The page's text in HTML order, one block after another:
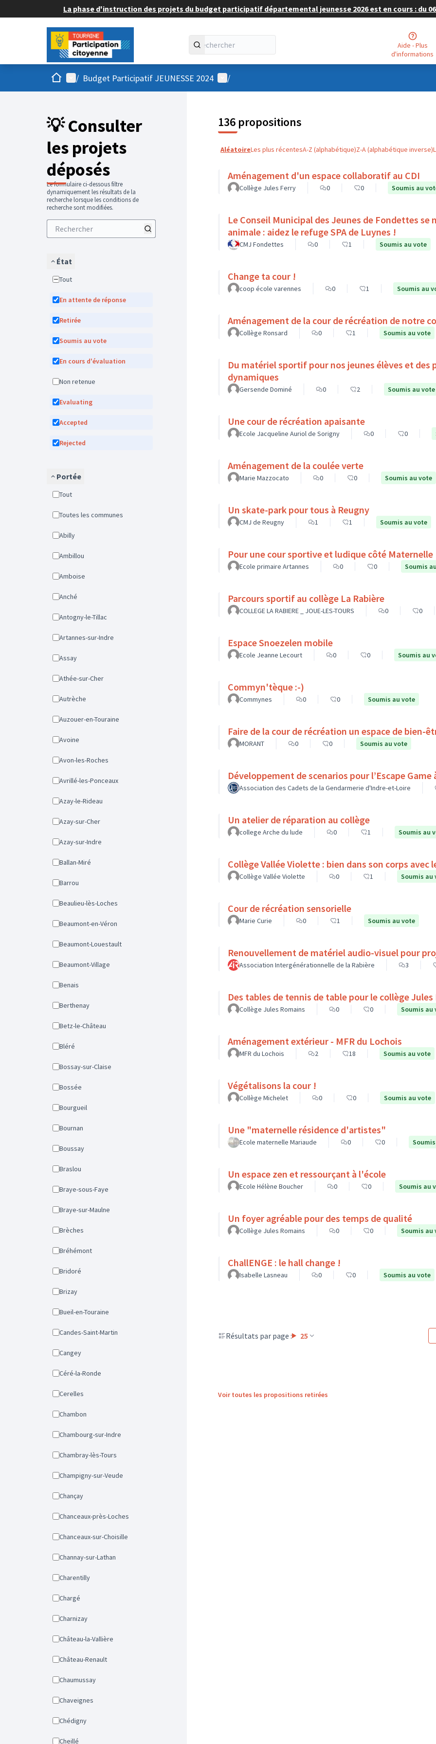
La phase d'instruction des projets du budget participatif départemental jeunesse 2026 est en cours : du
Aide - Plus
d'informations
AccueilMenu principal
/ Budget Participatif JEUNESSE 2024 Menu utilisateur
/
💡 Consulter
les projets
déposés
Le formulaire ci-dessous filtre
dynamiquement les résultats de la
recherche lorsque les conditions de
recherche sont modifiées.
État
Tout
En attente de réponse
Retirée
Soumis au vote
En cours d'évaluation
Non retenue
Evaluating
Accepted
Rejected
Portée
Tout
Toutes les communes
Abilly
Ambillou
Amboise
Anché
Antogny-le-Tillac
Artannes-sur-Indre
Assay
Athée-sur-Cher
Autrèche
Auzouer-en-Touraine
Avoine
Avon-les-Roches
Avrillé-les-Ponceaux
Azay-le-Rideau
Azay-sur-Cher
Azay-sur-Indre
Ballan-Miré
Barrou
Beaulieu-lès-Loches
Beaumont-en-Véron
Beaumont-Louestault
Beaumont-Village
Benais
Berthenay
Betz-le-Château
Bléré
Bossay-sur-Claise
Bossée
Bourgueil
Bournan
Boussay
Braslou
Braye-sous-Faye
Braye-sur-Maulne
Brèches
Bréhémont
Bridoré
Brizay
Bueil-en-Touraine
Candes-Saint-Martin
Cangey
Céré-la-Ronde
Cerelles
Chambon
Chambourg-sur-Indre
Chambray-lès-Tours
Champigny-sur-Veude
Chançay
Chanceaux-près-Loches
Chanceaux-sur-Choisille
Channay-sur-Lathan
Charentilly
Chargé
Charnizay
Château-la-Vallière
Château-Renault
Chaumussay
Chaveignes
Chédigny
Cheillé
136 propositions
AléatoireLes plus récentesA-Z (alphabétique)Z-A (alphabétique inverse)
Aménagement d'un espace collaboratif au CDI
Collège Jules Ferry 0 0 Soumis au
Le Conseil Municipal des Jeunes de Fondettes
animale : aidez le refuge SPA de Luynes !
CMJ Fondettes 0 1 Soumis au vote
Change ta cour !
coop école varennes 0 1 Soumis au
Aménagement de la cour de récréation de notre
Collège Ronsard 0 1 Soumis au vote
Du matériel sportif pour nos jeunes élèves et des
dynamiques
Gersende Dominé 0 2 Soumis au vote
Une cour de récréation apaisante
Ecole Jacqueline Auriol de Sorigny 0 0
Aménagement de la coulée verte
Marie Mazzocato 0 0 Soumis au vote
Un skate-park pour tous à Reugny
CMJ de Reugny 1 1 Soumis au vote
Pour une cour sportive et ludique côté Maternelle
Ecole primaire Artannes 0 0 Soumis
Parcours sportif au collège La Rabière
COLLEGE LA RABIERE _ JOUE-LES-TOURS 0 0
Espace Snoezelen mobile
Ecole Jeanne Lecourt 0 0 Soumis au
Commyn'tèque :-)
Commynes 0 0 Soumis au vote
Faire de la cour de récréation un espace de bien-
MORANT 0 0 Soumis au vote
Développement de scenarios pour l’Escape
Association des Cadets de la Gendarmerie d'Indre-et-Loire
Un atelier de réparation au collège
college Arche du lude 0 1 Soumis au
Collège Vallée Violette : bien dans son corps
Collège Vallée Violette 0 1 Soumis au
Cour de récréation sensorielle
Marie Curie 0 1 Soumis au vote
Renouvellement de matériel audio-visuel pour
Association Intergénérationnelle de la Rabière 3
Des tables de tennis de table pour le collège Jules
Collège Jules Romains 0 0 Soumis au
Aménagement extérieur - MFR du Lochois
MFR du Lochois 2 18 Soumis au vote
Végétalisons la cour !
Collège Michelet 0 0 Soumis au vote
Une "maternelle résidence d'artistes"
Ecole maternelle Mariaude 0 0
Un espace zen et ressourçant à l'école
Ecole Hélène Boucher 0 0 Soumis au
Un foyer agréable pour des temps de qualité
Collège Jules Romains 0 0 Soumis au
ChallENGE : le hall change !
Isabelle Lasneau 0 0 Soumis au vote
Résultats par page : 25
Voir toutes les propositions retirées